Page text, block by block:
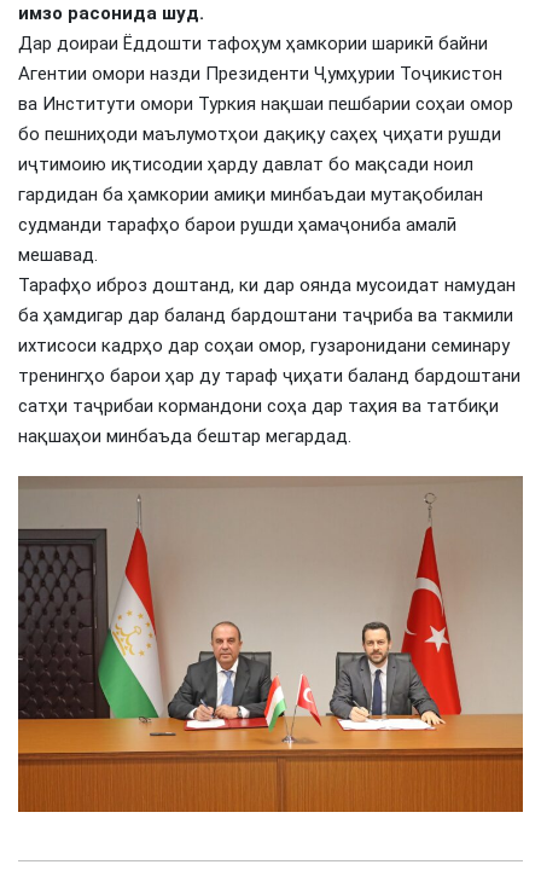
имзо расонида шуд.
Дар доираи Ёддошти тафоҳум ҳамкории шарикӣ байни
Агентии омори назди Президенти Ҷумҳурии Тоҷикистон
ва Институти омори Туркия нақшаи пешбарии соҳаи омор
бо пешниҳоди маълумотҳои дақиқу саҳеҳ ҷиҳати рушди
иҷтимоию иқтисодии ҳарду давлат бо мақсади ноил
гардидан ба ҳамкории амиқи минбаъдаи мутақобилан
судманди тарафҳо барои рушди ҳамаҷониба амалӣ
мешавад.
Тарафҳо иброз доштанд, ки дар оянда мусоидат намудан
ба ҳамдигар дар баланд бардоштани таҷриба ва такмили
ихтисоси кадрҳо дар соҳаи омор, гузаронидани семинару
тренингҳо барои ҳар ду тараф ҷиҳати баланд бардоштани
сатҳи таҷрибаи кормандони соҳа дар таҳия ва татбиқи
нақшаҳои минбаъда бештар мегардад.